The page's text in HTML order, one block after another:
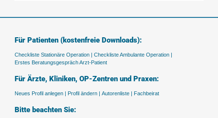
Für Patienten (kostenfreie Downloads):
Checkliste Stationäre Operation | Checkliste Ambulante Operation |
Erstes Beratungsgespräch Arzt-Patient
Für Ärzte, Kliniken, OP-Zentren und Praxen:
Neues Profil anlegen | Profil ändern | Autorenliste | Fachbeirat
Bitte beachten Sie: